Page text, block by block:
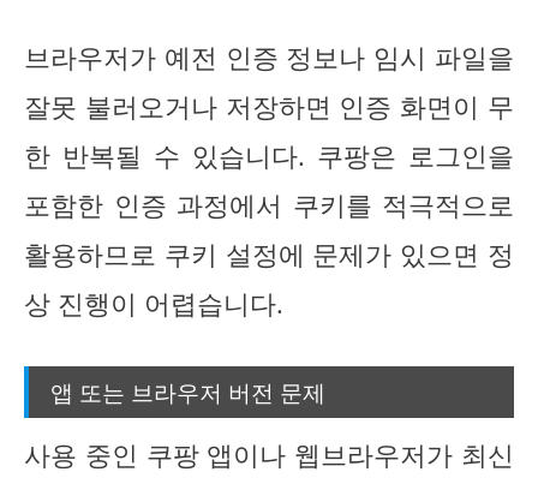
브라우저가 예전 인증 정보나 임시 파일을
잘못 불러오거나 저장하면 인증 화면이 무
한 반복될 수 있습니다. 쿠팡은 로그인을
포함한 인증 과정에서 쿠키를 적극적으로
활용하므로 쿠키 설정에 문제가 있으면 정
상 진행이 어렵습니다.
앱 또는 브라우저 버전 문제
사용 중인 쿠팡 앱이나 웹브라우저가 최신